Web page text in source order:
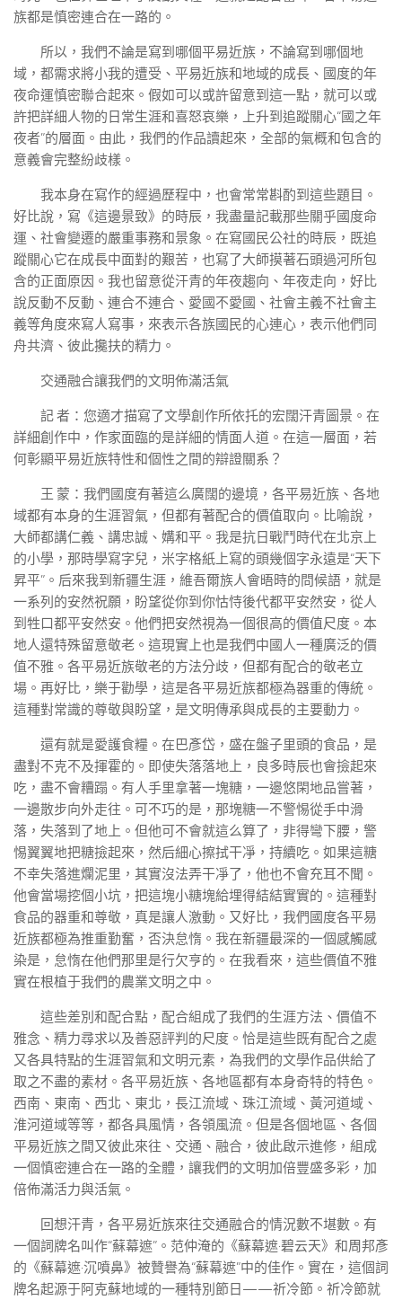
族都是慎密連合在一路的。
所以，我們不論是寫到哪個平易近族，不論寫到哪個地
域，都需求將小我的遭受、平易近族和地域的成長、國度的年
夜命運慎密聯合起來。假如可以或許留意到這一點，就可以或
許把詳細人物的日常生涯和喜怒哀樂，上升到追蹤關心“國之年
夜者”的層面。由此，我們的作品讀起來，全部的氣概和包含的
意義會完整紛歧樣。
我本身在寫作的經過歷程中，也會常常斟酌到這些題目。
好比說，寫《這邊景致》的時辰，我盡量記載那些關乎國度命
運、社會變遷的嚴重事務和景象。在寫國民公社的時辰，既追
蹤關心它在成長中面對的艱苦，也寫了大師摸著石頭過河所包
含的正面原因。我也留意從汗青的年夜趨向、年夜走向，好比
說反動不反動、連合不連合、愛國不愛國、社會主義不社會主
義等角度來寫人寫事，來表示各族國民的心連心，表示他們同
舟共濟、彼此攙扶的精力。
交通融合讓我們的文明佈滿活氣
記 者：您適才描寫了文學創作所依托的宏闊汗青圖景。在
詳細創作中，作家面臨的是詳細的情面人道。在這一層面，若
何彰顯平易近族特性和個性之間的辯證關系？
王 蒙：我們國度有著這么廣闊的邊境，各平易近族、各地
域都有本身的生涯習氣，但都有著配合的價值取向。比喻說，
大師都講仁義、講忠誠、媾和平。我是抗日戰鬥時代在北京上
的小學，那時學寫字兒，米字格紙上寫的頭幾個字永遠是“天下
昇平”。后來我到新疆生涯，維吾爾族人會晤時的問候語，就是
一系列的安然祝願，盼望從你到你怙恃後代都平安然安，從人
到牲口都平安然安。他們把安然視為一個很高的價值尺度。本
地人還特殊留意敬老。這現實上也是我們中國人一種廣泛的價
值不雅。各平易近族敬老的方法分歧，但都有配合的敬老立
場。再好比，樂于勸學，這是各平易近族都極為器重的傳統。
這種對常識的尊敬與盼望，是文明傳承與成長的主要動力。
還有就是愛護食糧。在巴彥岱，盛在盤子里頭的食品，是
盡對不克不及揮霍的。即使失落落地上，良多時辰也會撿起來
吃，盡不會糟蹋。有人手里拿著一塊糖，一邊悠閑地品嘗著，
一邊散步向外走往。可不巧的是，那塊糖一不警惕從手中滑
落，失落到了地上。但他可不會就這么算了，非得彎下腰，警
惕翼翼地把糖撿起來，然后細心擦拭干凈，持續吃。如果這糖
不幸失落進爛泥里，其實沒法弄干凈了，他也不會充耳不聞。
他會當場挖個小坑，把這塊小糖塊給埋得結結實實的。這種對
食品的器重和尊敬，真是讓人激動。又好比，我們國度各平易
近族都極為推重勤奮，否決怠惰。我在新疆最深的一個感觸感
染是，怠惰在他們那里是行欠亨的。在我看來，這些價值不雅
實在根植于我們的農業文明之中。
這些差別和配合點，配合組成了我們的生涯方法、價值不
雅念、精力尋求以及善惡評判的尺度。恰是這些既有配合之處
又各具特點的生涯習氣和文明元素，為我們的文學作品供給了
取之不盡的素材。各平易近族、各地區都有本身奇特的特色。
西南、東南、西北、東北，長江流域、珠江流域、黃河道域、
淮河道域等等，都各具風情，各領風流。但是各個地區、各個
平易近族之間又彼此來往、交通、融合，彼此啟示進修，組成
一個慎密連合在一路的全體，讓我們的文明加倍豐盛多彩，加
倍佈滿活力與活氣。
回想汗青，各平易近族來往交通融合的情況數不堪數。有
一個詞牌名叫作“蘇幕遮”。范仲淹的《蘇幕遮·碧云天》和周邦彥
的《蘇幕遮·沉噴鼻》被贊譽為“蘇幕遮”中的佳作。實在，這個詞
牌名起源于阿克蘇地域的一種特別節日——祈冷節。祈冷節就